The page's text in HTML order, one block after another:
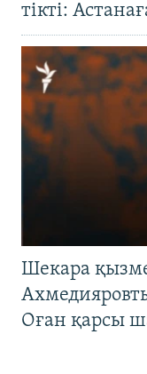
тікті:
Шекара
Оған қарсы